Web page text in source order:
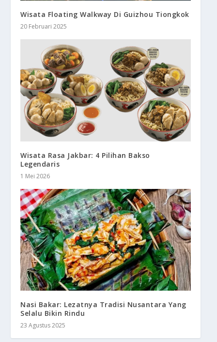
Wisata Floating Walkway Di Guizhou Tiongkok
20 Februari 2025
Wisata Rasa Jakbar: 4 Pilihan Bakso
Legendaris
1 Mei 2026
Nasi Bakar: Lezatnya Tradisi Nusantara Yang
Selalu Bikin Rindu
23 Agustus 2025